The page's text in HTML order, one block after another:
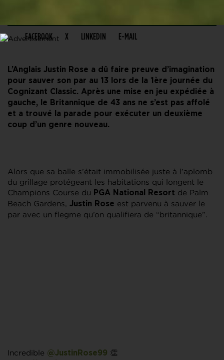
FACEBOOK X LINKEDIN E-MAIL
L’Anglais Justin Rose a dû faire preuve d’imagination
pour sauver son par au 13 lors de la 1ère journée du
Cognizant Classic. Après une mise en jeu expédiée à
gauche, le Britannique de 43 ans ne s’est pas affolé
et a trouvé la parade pour exécuter un deuxième
coup d’un genre nouveau.
Alors que sa balle s’était immobilisée juste à l’aplomb
du grillage protégeant les habitations qui longent le
Champions Course du PGA National Resort de Palm
Beach Gardens, Justin Rose est parvenu à sauver le
par avec un flegme qu’on qualifiera de “britannique”.
Incredible @JustinRose99 👏